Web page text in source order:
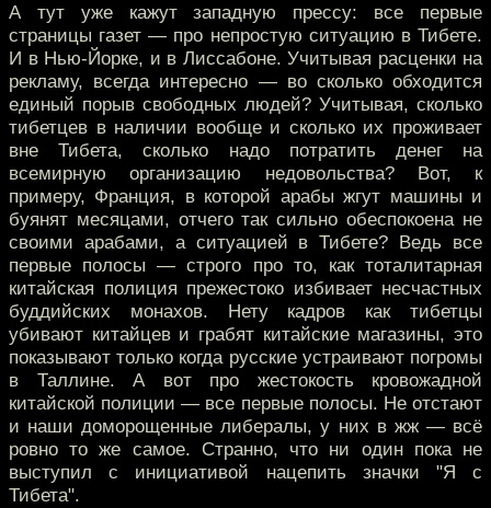
А тут уже кажут западную прессу: все первые
страницы газет — про непростую ситуацию в Тибете.
И в Нью-Йорке, и в Лиссабоне. Учитывая расценки на
рекламу, всегда интересно — во сколько обходится
единый порыв свободных людей? Учитывая, сколько
тибетцев в наличии вообще и сколько их проживает
вне Тибета, сколько надо потратить денег на
всемирную организацию недовольства? Вот, к
примеру, Франция, в которой арабы жгут машины и
буянят месяцами, отчего так сильно обеспокоена не
своими арабами, а ситуацией в Тибете? Ведь все
первые полосы — строго про то, как тоталитарная
китайская полиция прежестоко избивает несчастных
буддийских монахов. Нету кадров как тибетцы
убивают китайцев и грабят китайские магазины, это
показывают только когда русские устраивают погромы
в Таллине. А вот про жестокость кровожадной
китайской полиции — все первые полосы. Не отстают
и наши доморощенные либералы, у них в жж — всё
ровно то же самое. Странно, что ни один пока не
выступил с инициативой нацепить значки "Я с
Тибета".